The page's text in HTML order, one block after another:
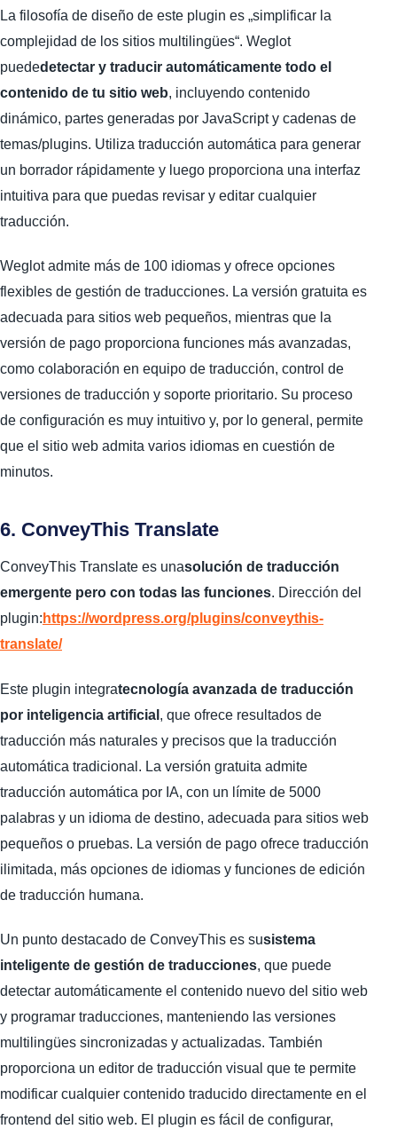
La filosofía de diseño de este plugin es „simplificar la
complejidad de los sitios multilingües“. Weglot
puededetectar y traducir automáticamente todo el
contenido de tu sitio web, incluyendo contenido
dinámico, partes generadas por JavaScript y cadenas de
temas/plugins. Utiliza traducción automática para generar
un borrador rápidamente y luego proporciona una interfaz
intuitiva para que puedas revisar y editar cualquier
traducción.
Weglot admite más de 100 idiomas y ofrece opciones
flexibles de gestión de traducciones. La versión gratuita es
adecuada para sitios web pequeños, mientras que la
versión de pago proporciona funciones más avanzadas,
como colaboración en equipo de traducción, control de
versiones de traducción y soporte prioritario. Su proceso
de configuración es muy intuitivo y, por lo general, permite
que el sitio web admita varios idiomas en cuestión de
minutos.
6. ConveyThis Translate
ConveyThis Translate es unasolución de traducción
emergente pero con todas las funciones. Dirección del
plugin: https://wordpress.org/plugins/conveythis-
translate/
Este plugin integratecnología avanzada de traducción
por inteligencia artificial , que ofrece resultados de
traducción más naturales y precisos que la traducción
automática tradicional. La versión gratuita admite
traducción automática por IA, con un límite de 5000
palabras y un idioma de destino, adecuada para sitios web
pequeños o pruebas. La versión de pago ofrece traducción
ilimitada, más opciones de idiomas y funciones de edición
de traducción humana.
Un punto destacado de ConveyThis es susistema
inteligente de gestión de traducciones, que puede
detectar automáticamente el contenido nuevo del sitio web
y programar traducciones, manteniendo las versiones
multilingües sincronizadas y actualizadas. También
proporciona un editor de traducción visual que te permite
modificar cualquier contenido traducido directamente en el
frontend del sitio web. El plugin es fácil de configurar,